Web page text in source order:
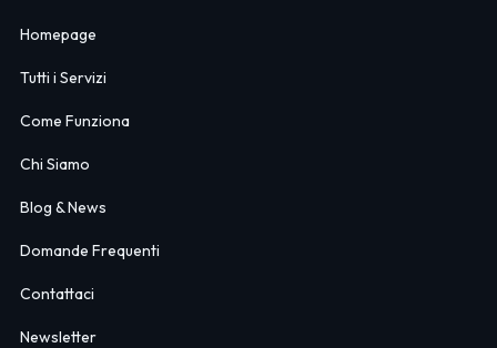
Homepage
Tutti i Servizi
Come Funziona
Chi Siamo
Blog & News
Domande Frequenti
Contattaci
Newsletter